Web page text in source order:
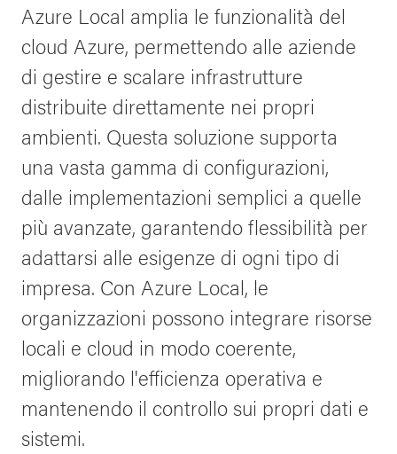
Azure Local amplia le funzionalità del
cloud Azure, permettendo alle aziende
di gestire e scalare infrastrutture
distribuite direttamente nei propri
ambienti. Questa soluzione supporta
una vasta gamma di configurazioni,
dalle implementazioni semplici a quelle
più avanzate, garantendo flessibilità per
adattarsi alle esigenze di ogni tipo di
impresa. Con Azure Local, le
organizzazioni possono integrare risorse
locali e cloud in modo coerente,
migliorando l'efficienza operativa e
mantenendo il controllo sui propri dati e
sistemi.